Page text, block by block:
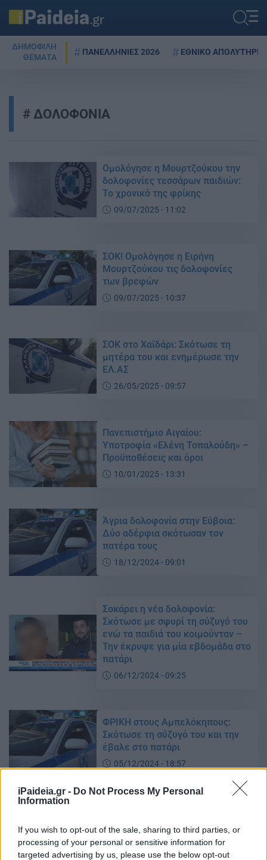
iPaideia.gr - Do Not Process My Personal
Information
If you wish to opt-out of the sale, sharing to third parties, or
processing of your personal or sensitive information for
targeted advertising by us, please use the below opt-out
ΔΗΜΟΦΙΛΗ
ΘΕΜΑΤΑ
ΠΑΝΕΛΛΗΝΙΕΣ 2026 ΕΘΝΙΚΟ ΑΠΟΛΥΤΗΡΙΟ
ΔΟΛΟΦΟΝΙΑ
Ομολόγησε η Μουρτζούκου την
δολοφονίες τεσσάρων παιδιών:
Το χρονικό της φρίκης
09/07/2025 - 11:02
ΣΟΚ! Ομολόγησε η Ειρήνη
Μουρτζούκου τις δολοφονίες
των βρεφών
09/07/2025 - 10:37
ΣΟΚ στο Χαϊδάρι: Σκότωσε τη
μητέρα του και ενημέρωσε την
ΕΛ.ΑΣ
26/05/2025 - 09:57
Πανεπιστήμιο Αιγαίου:
Υποτροφία «Ελένη Τοπαλούδη» –
Προϋποθέσεις και όροι
10/01/2025 - 13:31
Άγρια δολοφονία στην Εύβοια:
Δύο αδέρφια σκότωσαν τον
πατέρα τους
18/12/2024 - 09:01
Σοκάρει η νέα δολοφονία:
Σκότωσε με σφυρί τη σύζυγό του
ενώ τα παιδιά του κοιμούνταν –
Την έκρυψε για μία εβδομάδα στο
πατάρι
06/12/2024 - 09:25
ΦΡΙΚΗ στους Αμπελόκηπους:
Σκότωσε τη σύζυγό του και την
έβαλε στο πατάρι
05/12/2024 - 18:57
δράστης
12/11/2024 - 12:57